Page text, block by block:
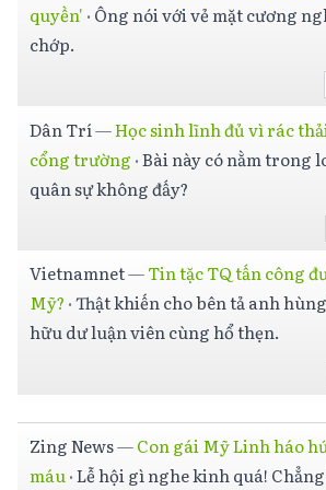
quyền' · Ông nói với vẻ mặt cương
chớp.
Dân Trí—Học sinh lĩnh đủ vì rác
cổng trường ·Bài này có nằm trong
quân sự không đấy?
Vietnamnet—Tin tặc TQ tấn công
Mỹ? ·Thật khiến cho bên tả anh
hữu dư luận viên cùng hổ thẹn.
Zing News—Con gái Mỹ Linh háo
máu·Lễ hội gì nghe kinh quá!